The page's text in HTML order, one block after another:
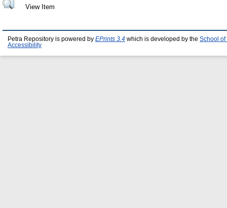
View Item
Petra Repository is powered by EPrints 3.4 which is developed by the School of
Accessibility